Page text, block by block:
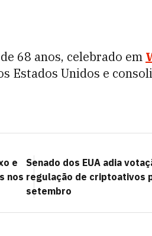
68 anos, celebrado em
Estados Unidos e
e
nos
Senado dos EUA adia
regulação de criptoativos
setembro